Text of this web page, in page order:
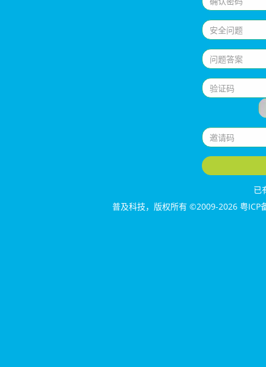
已
普及科技，版权所有 ©2009-2026 粤ICP